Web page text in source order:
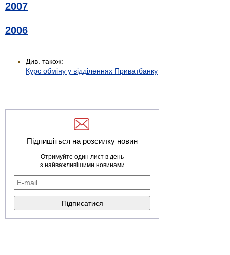
2007
2006
Див. також:
Курс обміну у відділеннях Приватбанку
Підпишіться на розсилку новин
Отримуйте один лист в день
з найважливішими новинами